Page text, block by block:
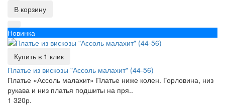
В корзину
Новинка
Купить в 1 клик
Платье из вискозы "Ассоль малахит" (44-56)
Платье «Ассоль малахит» Платье ниже колен. Горловина, низ
рукава и низ платья подшиты на пря..
1 320р.